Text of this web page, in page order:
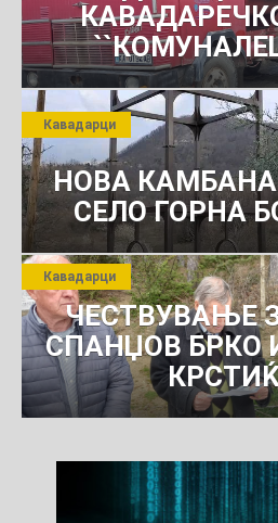
КОМУНАЛНО
НОВА
СЕЛО ГОРНА
Кавадарци
ЧЕСТВУВАЊЕ
СПАНЏОВ БРКО
Кавадарци